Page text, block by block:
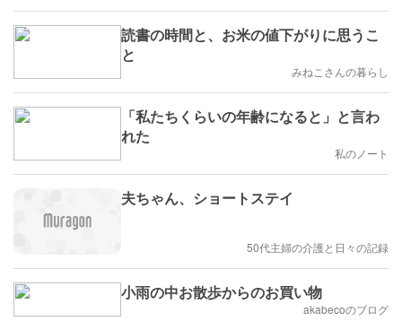
読書の時間と、お米の値下がりに思うこ
と
みねこさんの暮らし
「私たちくらいの年齢になると」と言わ
れた
私のノート
夫ちゃん、ショートステイ
50代主婦の介護と日々の記録
小雨の中お散歩からのお買い物
akabecoのブログ